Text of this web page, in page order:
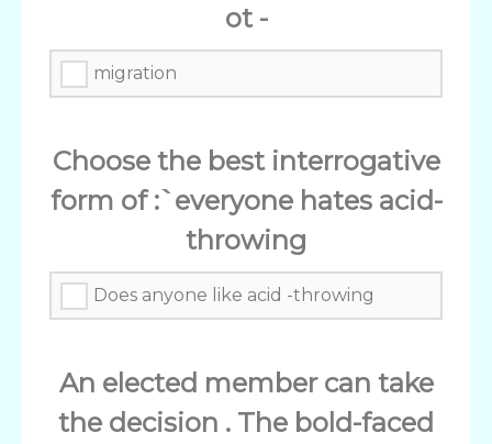
ot -
migration
Choose the best interrogative
form of :`everyone hates acid-
throwing
Does anyone like acid -throwing
An elected member can take
the decision . The bold-faced